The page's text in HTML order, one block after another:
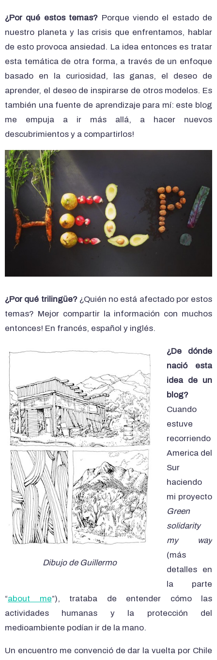
¿Por qué estos temas? Porque viendo el estado de
nuestro planeta y las crisis que enfrentamos, hablar
de esto provoca ansiedad. La idea entonces es tratar
esta temática de otra forma, a través de un enfoque
basado en la curiosidad, las ganas, el deseo de
aprender, el deseo de inspirarse de otros modelos. Es
también una fuente de aprendizaje para mí: este blog
me empuja a ir más allá, a hacer nuevos
descubrimientos y a compartirlos!
¿Por qué trilingüe? ¿Quién no está afectado por estos
temas? Mejor compartir la información con muchos
entonces! En francés, español y inglés.
Dibujo de Guillermo
¿De dónde
nació esta
idea de un
blog?
Cuando
estuve
recorriendo
America del
Sur
haciendo
mi proyecto
Green
solidarity
my way
(más
detalles en
la parte
“about me”), trataba de entender cómo las
actividades humanas y la protección del
medioambiente podían ir de la mano.
Un encuentro me convenció de dar la vuelta por Chile